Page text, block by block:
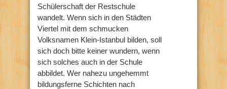
Schülerschaft der Restschule
wandelt. Wenn sich in den Städten
Viertel mit dem schmucken
Volksnamen Klein-Istanbul bilden, soll
sich doch bitte keiner wundern, wenn
sich solches auch in der Schule
abbildet. Wer nahezu ungehemmt
bildungsferne Schichten nach